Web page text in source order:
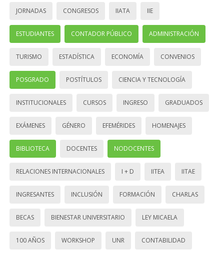
JORNADAS CONGRESOS IIATA IIE
ESTUDIANTES CONTADOR PÚBLICO ADMINISTRACIÓN
TURISMO ESTADÍSTICA ECONOMÍA CONVENIOS
POSGRADO POSTÍTULOS CIENCIA Y TECNOLOGÍA
INSTITUCIONALES CURSOS INGRESO GRADUADOS
EXÁMENES GÉNERO EFEMÉRIDES HOMENAJES
BIBLIOTECA DOCENTES NODOCENTES
RELACIONES INTERNACIONALES I + D IITEA IITAE
INGRESANTES INCLUSIÓN FORMACIÓN CHARLAS
BECAS BIENESTAR UNIVERSITARIO LEY MICAELA
100 AÑOS WORKSHOP UNR CONTABILIDAD